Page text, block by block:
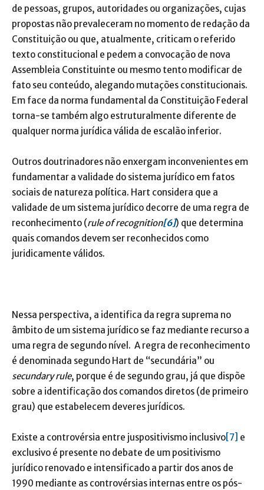
de pessoas, grupos, autoridades ou organizações, cujas
propostas não prevaleceram no momento de redação da
Constituição ou que, atualmente, criticam o referido
texto constitucional e pedem a convocação de nova
Assembleia Constituinte ou mesmo tento modificar de
fato seu conteúdo, alegando mutações constitucionais.
Em face da norma fundamental da Constituição Federal
torna-se também algo estruturalmente diferente de
qualquer norma jurídica válida de escalão inferior.
Outros doutrinadores não enxergam inconvenientes em
fundamentar a validade do sistema jurídico em fatos
sociais de natureza política. Hart considera que a
validade de um sistema jurídico decorre de uma regra de
reconhecimento (rule of recognition[6]) que determina
quais comandos devem ser reconhecidos como
juridicamente válidos.
Nessa perspectiva, a identifica da regra suprema no
âmbito de um sistema jurídico se faz mediante recurso a
uma regra de segundo nível. A regra de reconhecimento
é denominada segundo Hart de “secundária” ou
secundary rule, porque é de segundo grau, já que dispõe
sobre a identificação dos comandos diretos (de primeiro
grau) que estabelecem deveres jurídicos.
Existe a controvérsia entre juspositivismo inclusivo[7] e
exclusivo é presente no debate de um positivismo
jurídico renovado e intensificado a partir dos anos de
1990 mediante as controvérsias internas entre os pós-